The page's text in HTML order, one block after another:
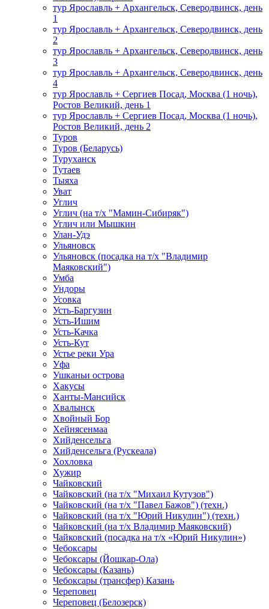
тур Ярославль + Архангельск, Северодвинск, день
1
тур Ярославль + Архангельск, Северодвинск, день
2
тур Ярославль + Архангельск, Северодвинск, день
3
тур Ярославль + Архангельск, Северодвинск, день
4
тур Ярославль + Сергиев Посад, Москва (1 ночь),
Ростов Великий, день 1
тур Ярославль + Сергиев Посад, Москва (1 ночь),
Ростов Великий, день 2
Туров
Туров (Беларусь)
Туруханск
Тутаев
Тыяха
Уват
Углич
Углич (на т/х "Мамин-Сибиряк")
Углич или Мышкин
Улан-Удэ
Ульяновск
Ульяновск (посадка на т/х "Владимир
Маяковский")
Умба
Ундоры
Усовка
Усть-Баргузин
Усть-Ишим
Усть-Качка
Усть-Кут
Устье реки Ура
Уфа
Ушканьи острова
Хакусы
Ханты-Мансийск
Хвалынск
Хвойный Бор
Хейнясенмаа
Хийденсельга
Хийденсельга (Рускеала)
Хохловка
Хужир
Чайковский
Чайковский (на т/х "Михаил Кутузов")
Чайковский (на т/х "Павел Бажов") (техн.)
Чайковский (на т/х "Юрий Никулин") (техн.)
Чайковский (на т/х Владимир Маяковский)
Чайковский (посадка на т/х «Юрий Никулин»)
Чебоксары
Чебоксары (Йошкар-Ола)
Чебоксары (Казань)
Чебоксары (трансфер) Казань
Череповец
Череповец (Белозерск)